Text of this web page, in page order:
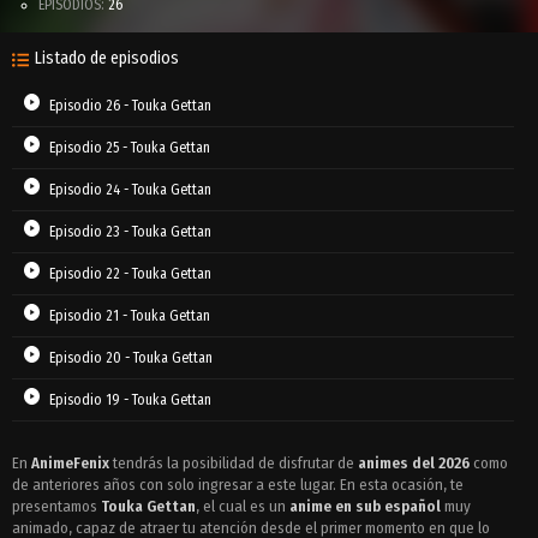
EPISODIOS: 26
Listado de episodios
Episodio 26 - Touka Gettan
Episodio 25 - Touka Gettan
Episodio 24 - Touka Gettan
Episodio 23 - Touka Gettan
Episodio 22 - Touka Gettan
Episodio 21 - Touka Gettan
Episodio 20 - Touka Gettan
Episodio 19 - Touka Gettan
Episodio 17 - Touka Gettan
Episodio 16 - Touka Gettan
En AnimeFenix tendrás la posibilidad de disfrutar de animes del 2026 como
de anteriores años con solo ingresar a este lugar. En esta ocasión, te
presentamos Touka Gettan, el cual es un anime en sub español muy
animado, capaz de atraer tu atención desde el primer momento en que lo